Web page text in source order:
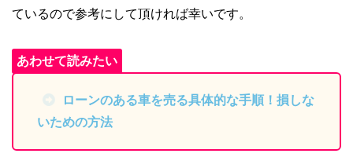
ているので参考にして頂ければ幸いです。
ローンのある車を売る具体的な手順！損しな
いための方法